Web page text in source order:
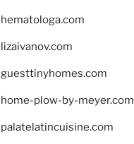
hematologa.com
lizaivanov.com
guesttinyhomes.com
home-plow-by-meyer.com
palatelatincuisine.com